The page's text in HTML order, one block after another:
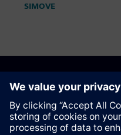
SIMOVE
Recomendar esta